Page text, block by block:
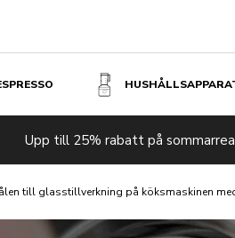
Upp till 25% rabatt på
till glasstillverkning på köksmaskinen